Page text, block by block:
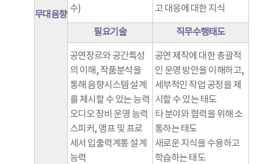
무대음향
수)
고 대응에 대한 지식
필요기술 직무수행태도
공연장르와 공간특성
의 이해, 작품분석을
통해 음향시스템 설계
를 제시할 수 있는 능력
오디오 장비 운영 능력
스피커, 앰프 및 프로
세서 입출력계통 설계
능력
공연 제작에 대한 총괄적
인 운영 방안을 이해하고,
세부적인 작업 공정을 제
시할 수 있는 태도
타 분야와 협력을 위해 소
통하는 태도
새로운 지식을 수용하고
학습하는 태도